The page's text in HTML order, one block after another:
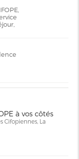
à vos côtés
Cifopiennes, La